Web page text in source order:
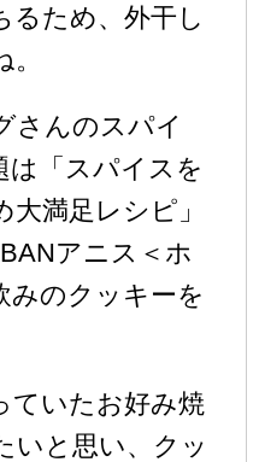
るため、外干し
さんのスパイ
は「スパイスを
満足レシピ」
アニス＜ホ
みのクッキーを
ていたお好み焼
いと思い、クッ